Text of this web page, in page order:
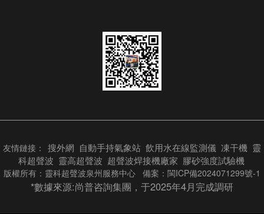
友情鏈接： 搜外網 自動手持氣象站 飲用水在線監測儀 凍干機 靈
科超聲波 靈高超聲波 超聲波焊接機廠家 膠砂強度試驗機
版權所有：靈科超聲波泉州服務中心 備案： 閩ICP備2024071299號-1
*數據來源:尚普咨詢集團，于2025年4月完成調研